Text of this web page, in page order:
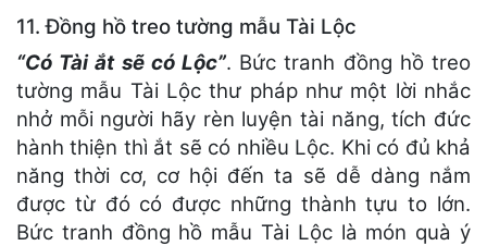
11. Đồng hồ treo tường mẫu Tài Lộc
“Có Tài ắt sẽ có Lộc”. Bức tranh đồng hồ treo
tường mẫu Tài Lộc thư pháp như một lời nhắc
nhở mỗi người hãy rèn luyện tài năng, tích đức
hành thiện thì ắt sẽ có nhiều Lộc. Khi có đủ khả
năng thời cơ, cơ hội đến ta sẽ dễ dàng nắm
được từ đó có được những thành tựu to lớn.
Bức tranh đồng hồ mẫu Tài Lộc là món quà ý